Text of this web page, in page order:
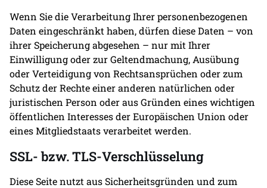
Wenn Sie die Verarbeitung Ihrer personenbezogenen
Daten eingeschränkt haben, dürfen diese Daten – von
ihrer Speicherung abgesehen – nur mit Ihrer
Einwilligung oder zur Geltendmachung, Ausübung
oder Verteidigung von Rechtsansprüchen oder zum
Schutz der Rechte einer anderen natürlichen oder
juristischen Person oder aus Gründen eines wichtigen
öffentlichen Interesses der Europäischen Union oder
eines Mitgliedstaats verarbeitet werden.
SSL- bzw. TLS-Verschlüsselung
Diese Seite nutzt aus Sicherheitsgründen und zum